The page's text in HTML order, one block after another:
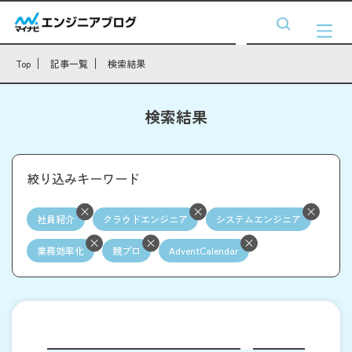
Top 記事一覧 検索結果
検索結果
絞り込みキーワード
社員紹介 クラウドエンジニア システムエンジニア
業務効率化 競プロ AdventCalendar